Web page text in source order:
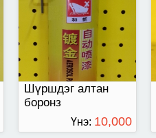
Шүршдэг алтан
боронз
Үнэ: 10,000
500 гр-аар савласан